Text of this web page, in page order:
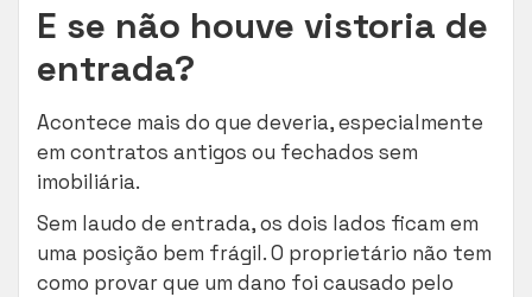
E se não houve vistoria de
entrada?
Acontece mais do que deveria, especialmente
em contratos antigos ou fechados sem
imobiliária.
Sem laudo de entrada, os dois lados ficam em
uma posição bem frágil. O proprietário não tem
como provar que um dano foi causado pelo